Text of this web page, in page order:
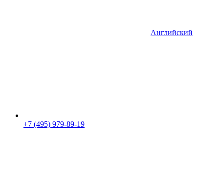
Английский
+7 (495) 979-89-19